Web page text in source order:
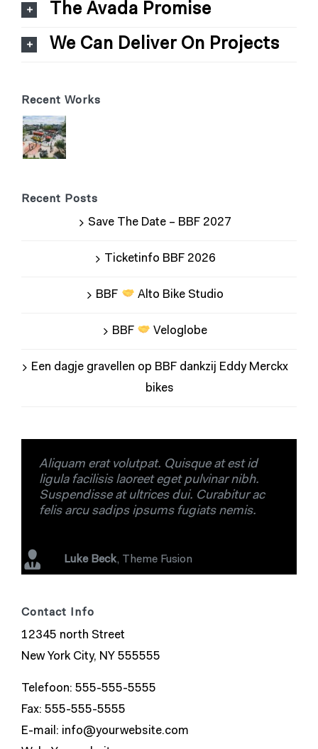
The Avada Promise
We Can Deliver On Projects
Recent Works
Recent Posts
Save The Date – BBF 2027
Ticketinfo BBF 2026
BBF Alto Bike Studio
BBF Veloglobe
Een dagje gravellen op BBF dankzij Eddy Merckx
bikes
Aliquam erat volutpat. Quisque at est id
ligula facilisis laoreet eget pulvinar nibh.
Suspendisse at ultrices dui. Curabitur ac
felis arcu sadips ipsums fugiats nemis.
Luke Beck, Theme Fusion
Contact Info
12345 north Street
New York City, NY 555555
Telefoon: 555-555-5555
Fax: 555-555-5555
E-mail: info@yourwebsite.com